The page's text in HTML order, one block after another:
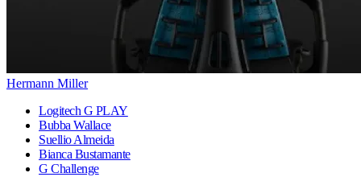
Hermann Miller
Logitech G PLAY
Bubba Wallace
Suellio Almeida
Bianca Bustamante
G Challenge